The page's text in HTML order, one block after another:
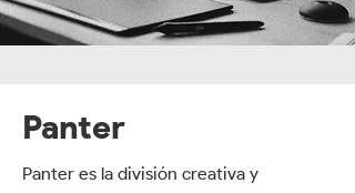
Panter
Panter es la división creativa y